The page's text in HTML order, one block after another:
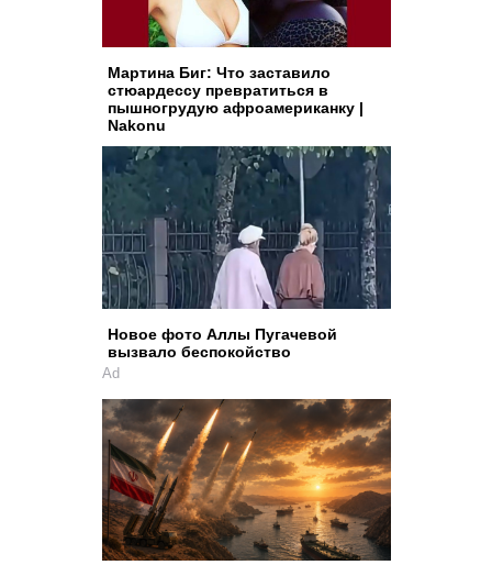
Мартина Биг: Что заставило
стюардессу превратиться в
пышногрудую афроамериканку |
Nakonu
Новое фото Аллы Пугачевой
вызвало беспокойство
Ad